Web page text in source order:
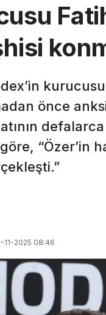
önce
“Özer’in
11-2025 08:46